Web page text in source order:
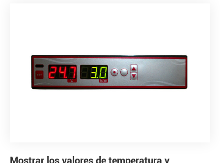
Mostrar los valores de temperatura y